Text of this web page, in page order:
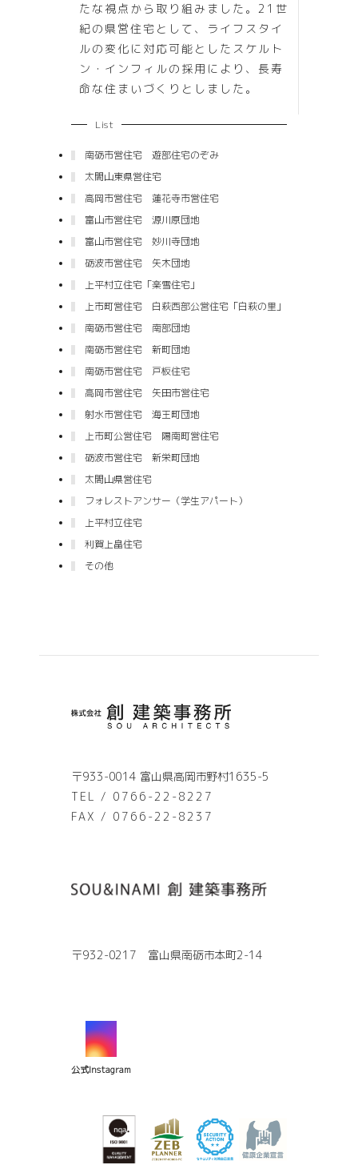
たな視点から取り組みました。21世
紀の県営住宅として、ライフスタイ
ルの変化に対応可能としたスケルト
ン・インフィルの採用により、長寿
命な住まいづくりとしました。
List
南砺市営住宅 遊部住宅のぞみ
太閤山東県営住宅
高岡市営住宅 蓮花寺市営住宅
富山市営住宅 源川原団地
富山市営住宅 妙川寺団地
砺波市営住宅 矢木団地
上平村立住宅「楽雪住宅」
上市町営住宅 白萩西部公営住宅「白萩の里」
南砺市営住宅 南部団地
南砺市営住宅 新町団地
南砺市営住宅 戸板住宅
高岡市営住宅 矢田市営住宅
射水市営住宅 海王町団地
上市町公営住宅 陽南町営住宅
砺波市営住宅 新栄町団地
太閤山県営住宅
フォレストアンサー（学生アパート）
上平村立住宅
利賀上畠住宅
その他
〒933-0014 富山県高岡市野村1635-5
TEL / 0766-22-8227
FAX / 0766-22-8237
〒932-0217 富山県南砺市本町2-14
公式Instagram